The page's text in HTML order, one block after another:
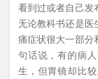
看到过或者自己发
无论教科书还是医
痛症状很大一部分
句话说，有的病
生，但胃镜却比